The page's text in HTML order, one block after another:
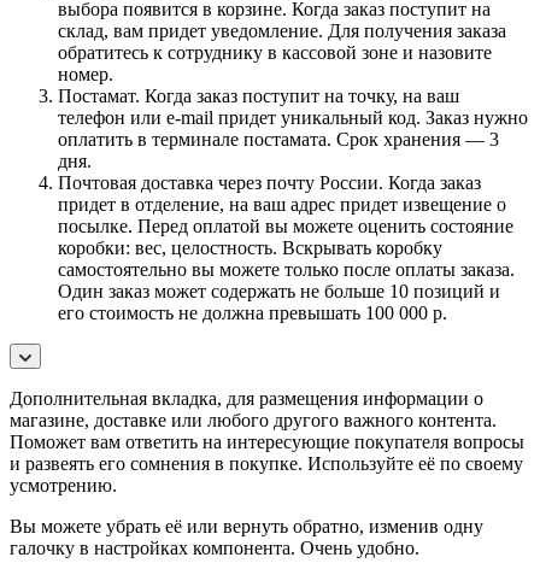
выбора появится в корзине. Когда заказ поступит на
склад, вам придет уведомление. Для получения заказа
обратитесь к сотруднику в кассовой зоне и назовите
номер.
Постамат. Когда заказ поступит на точку, на ваш
телефон или e-mail придет уникальный код. Заказ нужно
оплатить в терминале постамата. Срок хранения — 3
дня.
Почтовая доставка через почту России. Когда заказ
придет в отделение, на ваш адрес придет извещение о
посылке. Перед оплатой вы можете оценить состояние
коробки: вес, целостность. Вскрывать коробку
самостоятельно вы можете только после оплаты заказа.
Один заказ может содержать не больше 10 позиций и
его стоимость не должна превышать 100 000 р.
Дополнительная вкладка, для размещения информации о
магазине, доставке или любого другого важного контента.
Поможет вам ответить на интересующие покупателя вопросы
и развеять его сомнения в покупке. Используйте её по своему
усмотрению.
Вы можете убрать её или вернуть обратно, изменив одну
галочку в настройках компонента. Очень удобно.